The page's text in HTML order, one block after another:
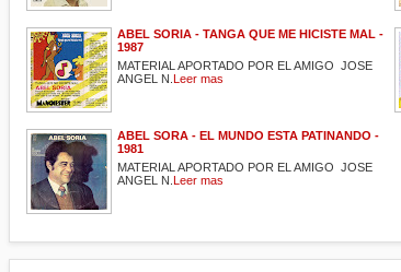
ABEL SORIA - TANGA QUE ME HICISTE MAL -
1987
MATERIAL APORTADO POR EL AMIGO JOSE
ANGEL N. Leer mas
ABEL SORA - EL MUNDO ESTA PATINANDO -
1981
MATERIAL APORTADO POR EL AMIGO JOSE
ANGEL N. Leer mas